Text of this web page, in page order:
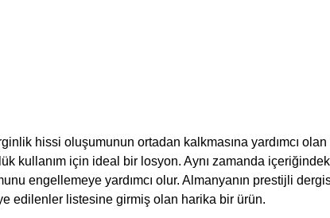
hissi oluşumunun ortadan kalkmasına yardımcı
kullanım için ideal bir losyon. Aynı zamanda
engellemeye yardımcı olur. Almanyanın prestijli
edilenler listesine girmiş olan harika bir ürün.